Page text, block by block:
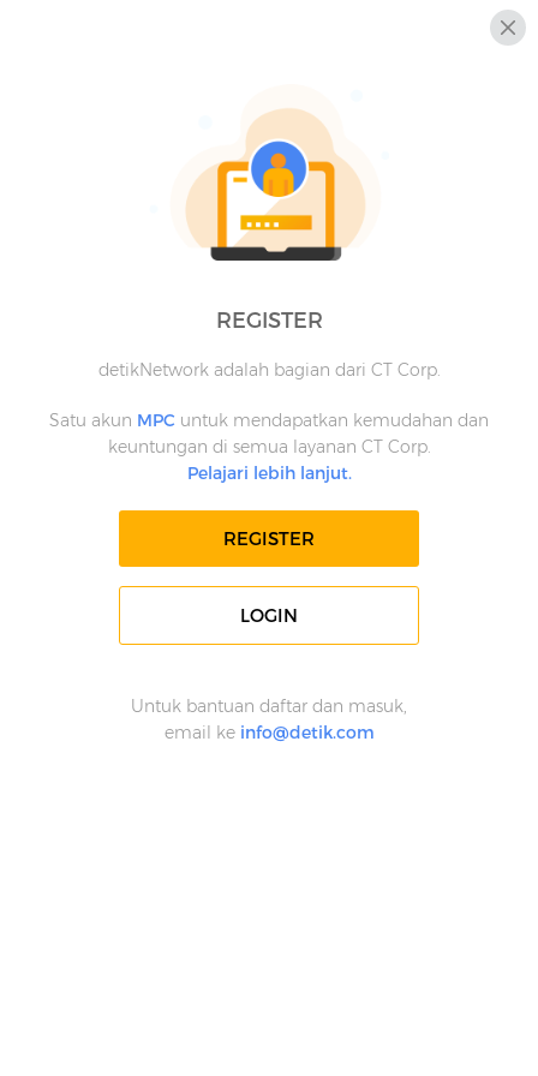
REGISTER
detikNetwork adalah bagian dari CT Corp.
Satu akun MPC untuk mendapatkan kemudahan dan
keuntungan di semua layanan CT Corp.
Pelajari lebih lanjut.
REGISTER
LOGIN
Untuk bantuan daftar dan masuk,
email ke info@detik.com